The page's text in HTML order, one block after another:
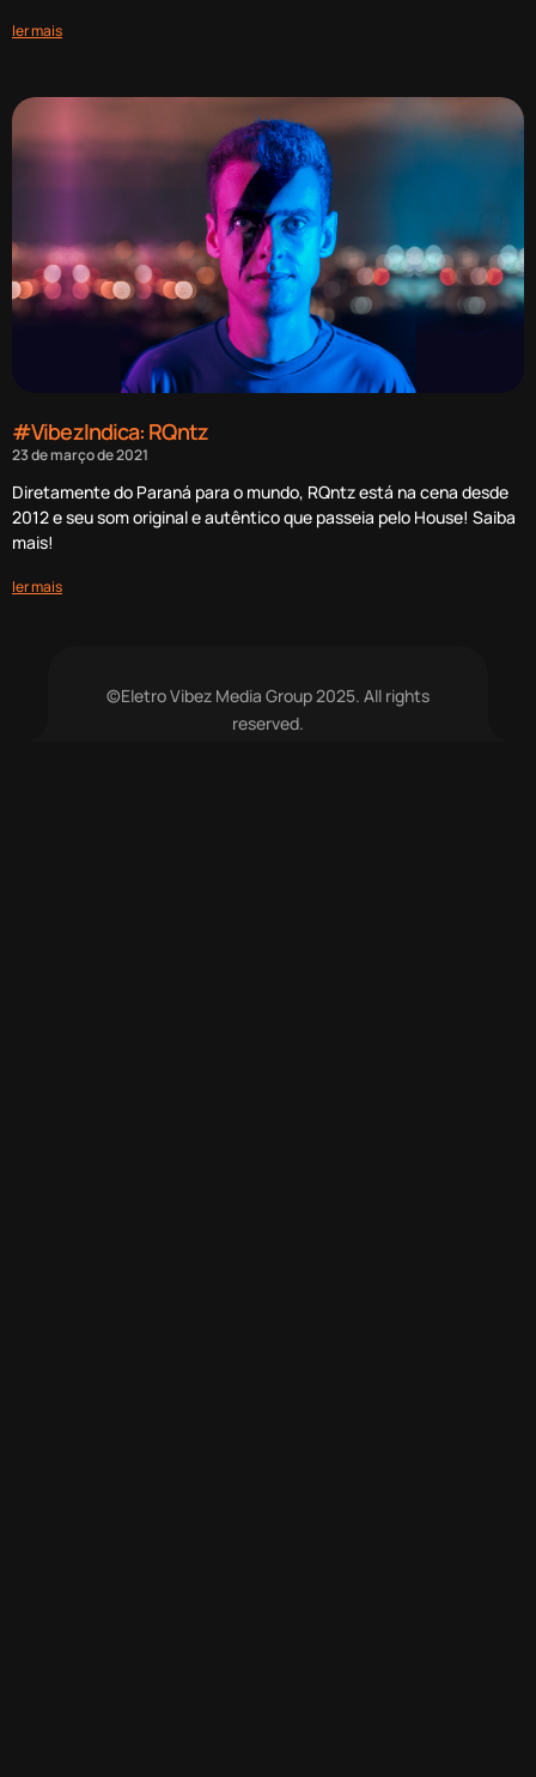
ler mais
#VibezIndica: RQntz
23 de março de 2021
Diretamente do Paraná para o mundo, RQntz está na cena desde
2012 e seu som original e autêntico que passeia pelo House! Saiba
mais!
ler mais
©Eletro Vibez Media Group 2025. All rights
reserved.